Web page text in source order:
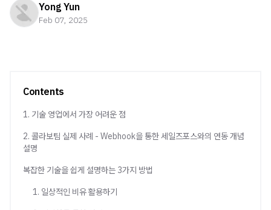
Yong Yun
Feb 07, 2025
Contents
1. 기술 영업에서 가장 어려운 점
2. 콜라보팀 실제 사례 - Webhook을 통한 세일즈포스와의 연동 개념
설명
복잡한 기술을 쉽게 설명하는 3가지 방법
1. 일상적인 비유 활용하기